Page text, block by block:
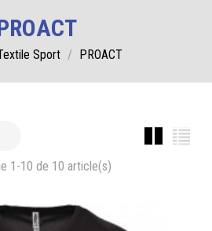
Sport PROACT
1-10 de 10 article(s)